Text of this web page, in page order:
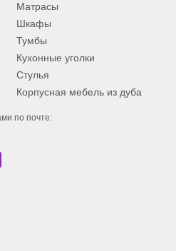
Матрасы
Шкафы
Тумбы
Кухонные уголки
Стулья
Корпусная мебель из дуба
по почте: